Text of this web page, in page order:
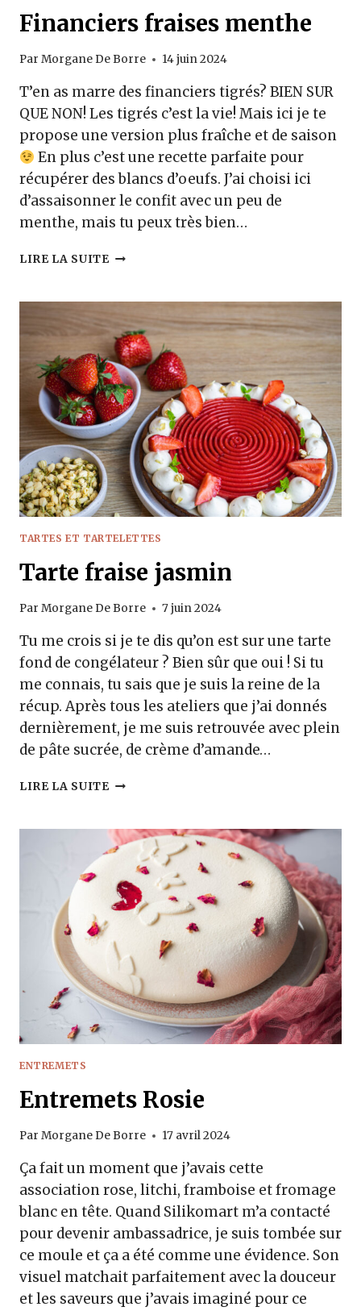
Financiers fraises menthe
Par Morgane De Borre 14 juin 2024
T’en as marre des financiers tigrés? BIEN SUR
QUE NON! Les tigrés c’est la vie! Mais ici je te
propose une version plus fraîche et de saison
En plus c’est une recette parfaite pour
récupérer des blancs d’oeufs. J’ai choisi ici
d’assaisonner le confit avec un peu de
menthe, mais tu peux très bien…
LIRE LA SUITEFINANCIERS
TARTES ET TARTELETTES
Tarte fraise jasmin
Par Morgane De Borre 7 juin 2024
Tu me crois si je te dis qu’on est sur une tarte
fond de congélateur ? Bien sûr que oui ! Si tu
me connais, tu sais que je suis la reine de la
récup. Après tous les ateliers que j’ai donnés
dernièrement, je me suis retrouvée avec plein
de pâte sucrée, de crème d’amande…
LIRE LA SUITETARTE
ENTREMETS
Entremets Rosie
Par Morgane De Borre 17 avril 2024
Ça fait un moment que j’avais cette
association rose, litchi, framboise et fromage
blanc en tête. Quand Silikomart m’a contacté
pour devenir ambassadrice, je suis tombée sur
ce moule et ça a été comme une évidence. Son
visuel matchait parfaitement avec la douceur
et les saveurs que j’avais imaginé pour ce